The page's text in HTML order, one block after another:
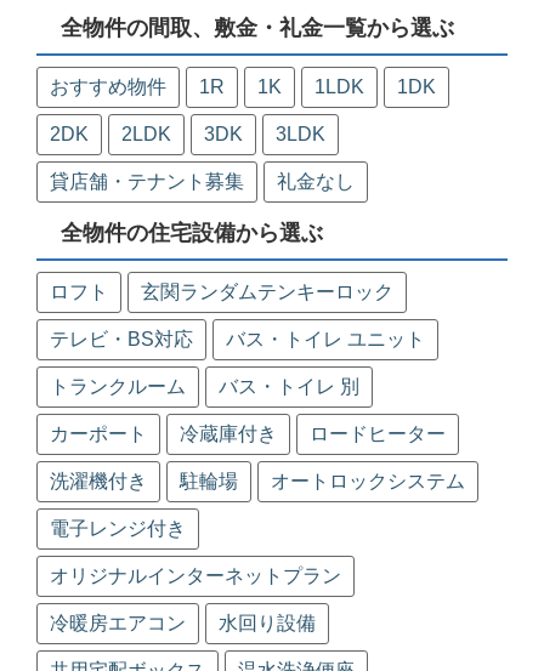
全物件の間取、敷金・礼金一覧から選ぶ
おすすめ物件 1R 1K 1LDK 1DK
2DK 2LDK 3DK 3LDK
貸店舗・テナント募集 礼金なし
全物件の住宅設備から選ぶ
ロフト 玄関ランダムテンキーロック
テレビ・BS対応 バス・トイレ ユニット
トランクルーム バス・トイレ 別
カーポート 冷蔵庫付き ロードヒーター
洗濯機付き 駐輪場 オートロックシステム
電子レンジ付き
オリジナルインターネットプラン
冷暖房エアコン 水回り設備